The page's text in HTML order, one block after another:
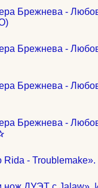
Брежнева -
Брежнева -
Брежнева -
Брежнева -
Rida -